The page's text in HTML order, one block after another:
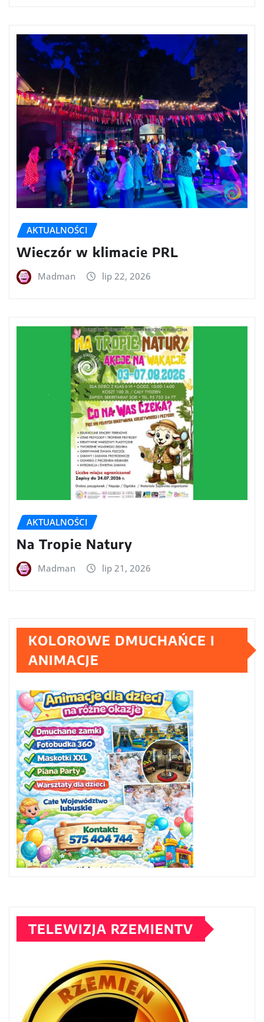
AKTUALNOŚCI
Wieczór w klimacie PRL
Madman lip 22, 2026
AKTUALNOŚCI
Na Tropie Natury
Madman lip 21, 2026
KOLOROWE DMUCHAŃCE I
ANIMACJE
TELEWIZJA RZEMIENTV